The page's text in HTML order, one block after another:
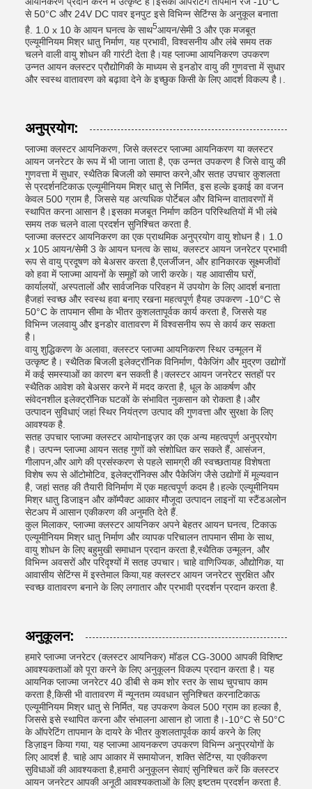
से 50°C और 24V DC पावर इनपुट इसे विभिन्न सेटिंग्स के अनुकूल बनाता
है. 1.0 x 10 के आयन घनत्व के साथ5आयन/सेमी 3 और एक मजबूत
एल्यूमीनियम मिश्र धातु निर्माण, यह प्रभावी, विश्वसनीय और लंबे समय तक
चलने वाली वायु शोधन की गारंटी देता है।यह प्लाज्मा आयनिकरण उपकरण
उन्नत आयन क्लस्टर प्रौद्योगिकी के माध्यम से इनडोर वायु की गुणवत्ता में सुधार
और स्वस्थ वातावरण को बढ़ावा देने के इच्छुक किसी के लिए आदर्श विकल्प है।.
अनुप्रयोग:
प्लाज्मा क्लस्टर आयनिकरण, जिसे क्लस्टर प्लाज्मा आयनिकरण या क्लस्टर
आयन जनरेटर के रूप में भी जाना जाता है, एक उन्नत उपकरण है जिसे वायु की
गुणवत्ता में सुधार, स्थैतिक बिजली को समाप्त करने,और सतह उपचार कुशलता
से प्रदर्शनटिकाऊ एल्यूमीनियम मिश्र धातु से निर्मित, इस हल्के इकाई का वजन
केवल 500 ग्राम है, जिससे यह अत्यधिक पोर्टेबल और विभिन्न वातावरणों में
स्थापित करना आसान है।इसका मजबूत निर्माण कठिन परिस्थितियों में भी लंबे
समय तक चलने वाला प्रदर्शन सुनिश्चित करता है.
प्लाज्मा क्लस्टर आयनिकरण का एक प्राथमिक अनुप्रयोग वायु शोधन है। 1.0
x 105 आयन/सेमी 3 के आयन घनत्व के साथ, क्लस्टर आयन जनरेटर प्रभावी
रूप से वायु प्रदूषण को बेअसर करता है,एलर्जीजन, और हानिकारक सूक्ष्मजीवों
को हवा में प्लाज्मा आयनों के समूहों को जारी करके। यह आवासीय घरों,
कार्यालयों, अस्पतालों और सार्वजनिक परिवहन में उपयोग के लिए आदर्श बनाता
हैजहां स्वच्छ और स्वस्थ हवा बनाए रखना महत्वपूर्ण हैयह उपकरण -10°C से
50°C के तापमान सीमा के भीतर कुशलतापूर्वक कार्य करता है, जिससे यह
विभिन्न जलवायु और इनडोर वातावरण में विश्वसनीय रूप से कार्य कर सकता
है।
वायु शुद्धिकरण के अलावा, क्लस्टर प्लाज्मा आयनिकरण स्थिर उन्मूलन में
उत्कृष्ट है। स्थैतिक बिजली इलेक्ट्रॉनिक विनिर्माण, पैकेजिंग और मुद्रण उद्योगों
में कई समस्याओं का कारण बन सकती है।क्लस्टर आयन जनरेटर सतहों पर
स्थैतिक आवेश को बेअसर करने में मदद करता है, धूल के आकर्षण और
संवेदनशील इलेक्ट्रॉनिक घटकों के संभावित नुकसान को रोकता है।और
उत्पादन सुविधाएं जहां स्थिर नियंत्रण उत्पाद की गुणवत्ता और सुरक्षा के लिए
आवश्यक है.
सतह उपचार प्लाज्मा क्लस्टर आयोनाइज़र का एक अन्य महत्वपूर्ण अनुप्रयोग
है। उत्पन्न प्लाज्मा आयन सतह गुणों को संशोधित कर सकते हैं, आसंजन,
गीलापन,और आगे की प्रसंस्करण से पहले सामग्री की स्वच्छतायह विशेषता
विशेष रूप से ऑटोमोटिव, इलेक्ट्रॉनिक्स और पैकेजिंग जैसे उद्योगों में मूल्यवान
है, जहां सतह की तैयारी विनिर्माण में एक महत्वपूर्ण कदम है।हल्के एल्यूमीनियम
मिश्र धातु डिजाइन और कॉम्पैक्ट आकार मौजूदा उत्पादन लाइनों या स्टैंडअलोन
सेटअप में आसान एकीकरण की अनुमति देते हैं.
कुल मिलाकर, प्लाज्मा क्लस्टर आयनिकर अपने बेहतर आयन घनत्व, टिकाऊ
एल्यूमीनियम मिश्र धातु निर्माण और व्यापक परिचालन तापमान सीमा के साथ,
वायु शोधन के लिए बहुमुखी समाधान प्रदान करता है,स्थैतिक उन्मूलन, और
विभिन्न अवसरों और परिदृश्यों में सतह उपचार। चाहे वाणिज्यिक, औद्योगिक, या
आवासीय सेटिंग्स में इस्तेमाल किया,यह क्लस्टर आयन जनरेटर सुरक्षित और
स्वच्छ वातावरण बनाने के लिए लगातार और प्रभावी प्रदर्शन प्रदान करता है.
अनुकूलन:
हमारे प्लाज्मा जनरेटर (क्लस्टर आयनिकर) मॉडल CG-3000 आपकी विशिष्ट
आवश्यकताओं को पूरा करने के लिए अनुकूलन विकल्प प्रदान करता है। यह
आयनिक प्लाज्मा जनरेटर 40 डीबी से कम शोर स्तर के साथ चुपचाप काम
करता है,किसी भी वातावरण में न्यूनतम व्यवधान सुनिश्चित करनाटिकाऊ
एल्यूमीनियम मिश्र धातु से निर्मित, यह उपकरण केवल 500 ग्राम का हल्का है,
जिससे इसे स्थापित करना और संभालना आसान हो जाता है।-10°C से 50°C
के ऑपरेटिंग तापमान के दायरे के भीतर कुशलतापूर्वक कार्य करने के लिए
डिज़ाइन किया गया, यह प्लाज्मा आयनकरण उपकरण विभिन्न अनुप्रयोगों के
लिए आदर्श है. चाहे आप आकार में समायोजन, शक्ति सेटिंग्स, या एकीकरण
सुविधाओं की आवश्यकता है,हमारी अनुकूलन सेवाएं सुनिश्चित करें कि क्लस्टर
आयन जनरेटर आपकी अनूठी आवश्यकताओं के लिए इष्टतम प्रदर्शन करता है.